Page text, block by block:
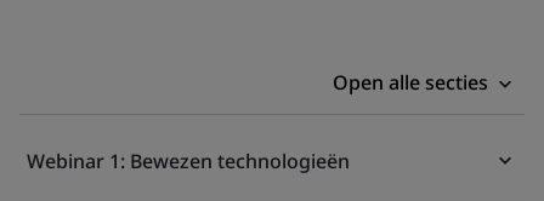
Open alle secties
Webinar 1: Bewezen technologieën